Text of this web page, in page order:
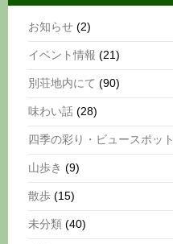
お知らせ (2)
イベント情報 (21)
別荘地内にて (90)
味わい話 (28)
四季の彩り・ビュースポット
山歩き (9)
散歩 (15)
未分類 (40)